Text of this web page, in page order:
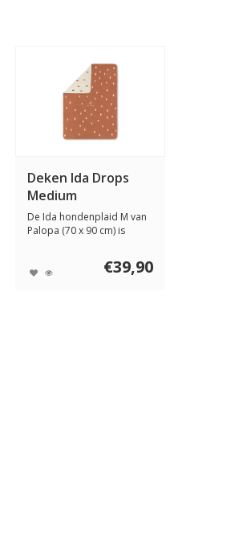
Deken Ida Drops
Medium
De Ida hondenplaid M van
Palopa (70 x 90 cm) is
€39,90